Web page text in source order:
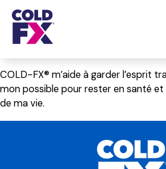
COLD-FX® m’aide à garder l’esprit
mon possible pour rester en santé
de ma vie.